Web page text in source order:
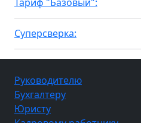
Тариф "Базовый":
Суперсверка:
Руководителю
Бухгалтеру
Юристу